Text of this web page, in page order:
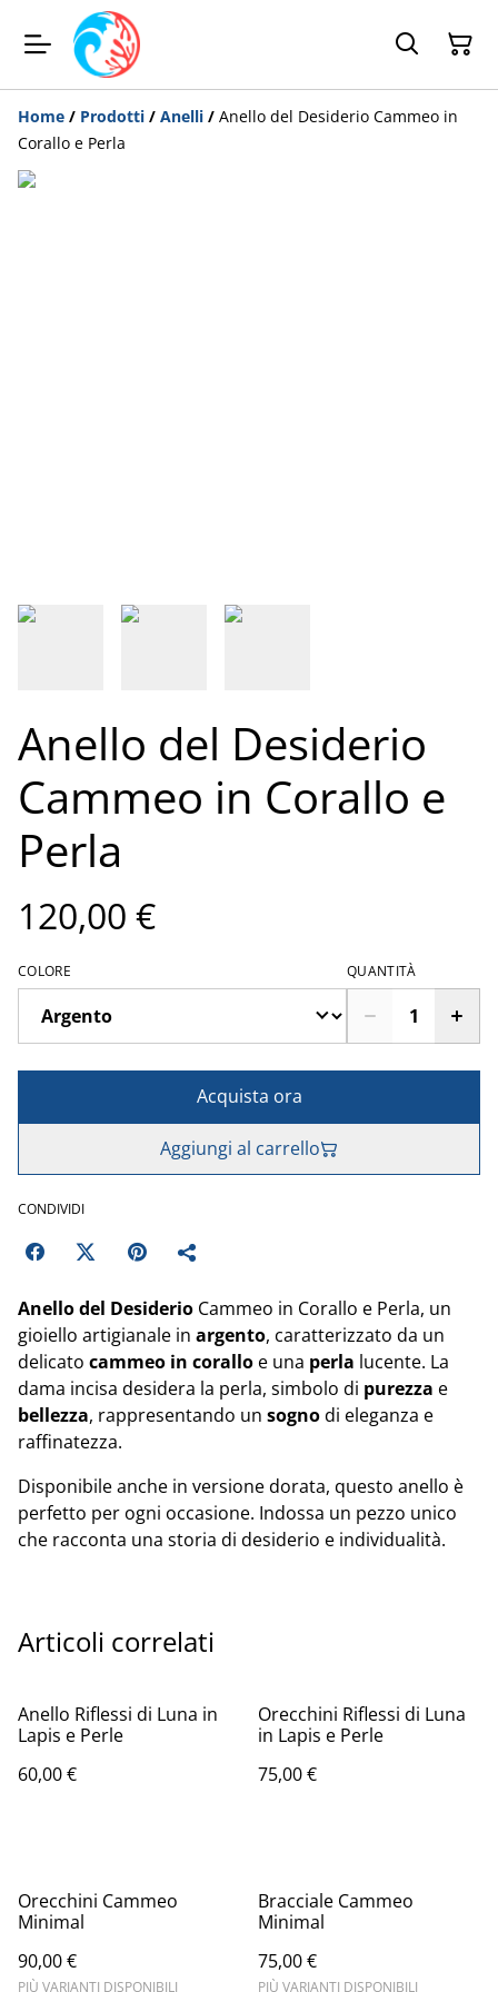
Home / Prodotti / Anelli / Anello del Desiderio Cammeo in
Corallo e Perla
Anello del Desiderio
Cammeo in Corallo e
Perla
120,00 €
COLORE QUANTITÀ
Acquista ora
Aggiungi al carrello
CONDIVIDI
Anello del Desiderio Cammeo in Corallo e Perla, un
gioiello artigianale in argento, caratterizzato da un
delicato cammeo in corallo e una perla lucente. La
dama incisa desidera la perla, simbolo di purezza e
bellezza, rappresentando un sognodi eleganza e
raffinatezza.
Disponibile anche in versione dorata, questo anello è
perfetto per ogni occasione. Indossa un pezzo unico
che racconta una storia di desiderio e individualità.
Articoli correlati
Anello Riflessi di Luna in
Lapis e Perle
60,00 €
Orecchini Riflessi di Luna
in Lapis e Perle
75,00 €
Orecchini Cammeo
Minimal
90,00 €
PIÙ VARIANTI DISPONIBILI
Bracciale Cammeo
Minimal
75,00 €
PIÙ VARIANTI DISPONIBILI